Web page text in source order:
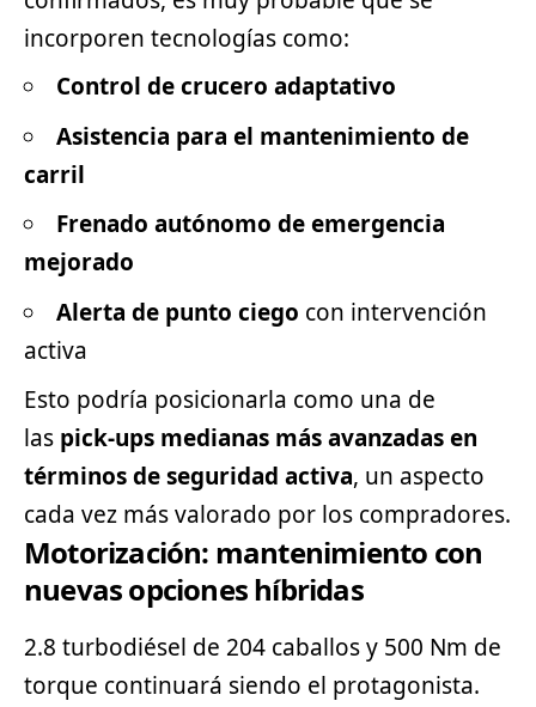
incorporen tecnologías como:
Control de crucero adaptativo
Asistencia para el mantenimiento de
carril
Frenado autónomo de emergencia
mejorado
Alerta de punto ciego con intervención
activa
Esto podría posicionarla como una de
las pick-ups medianas más avanzadas en
términos de seguridad activa, un aspecto
cada vez más valorado por los compradores.
Motorización: mantenimiento con
nuevas opciones híbridas
2.8 turbodiésel de 204 caballos y 500 Nm de
torque continuará siendo el protagonista.